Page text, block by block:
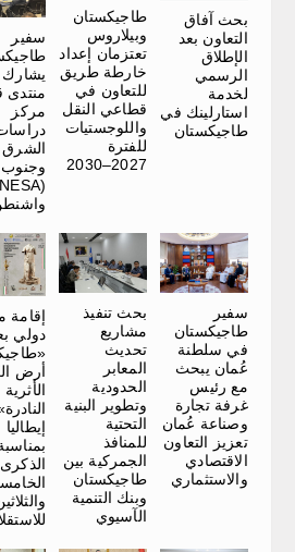
بحث آفاق
التعاون بعد
الإطلاق
الرسمي
لخدمة
استارلينك في
طاجيكستان
طاجيكستان
وبيلاروس
تعتزمان إعداد
خارطة طريق
للتعاون في
قطاعي النقل
واللوجستيات
للفترة
2027–2030
سفير
منتدى
مركز
الشرق
وجنوب
سفير
طاجيكستان
في سلطنة
عُمان يبحث
مع رئيس
غرفة تجارة
وصناعة عُمان
تعزيز التعاون
الاقتصادي
والاستثماري
بحث تنفيذ
مشاريع
تحديث
المعابر
الحدودية
وتطوير البنية
التحتية
للمنافذ
الجمركية بين
طاجيكستان
وبنك التنمية
الآسيوي
دولي
أرض
الأثرية
إيطاليا
الذكرى